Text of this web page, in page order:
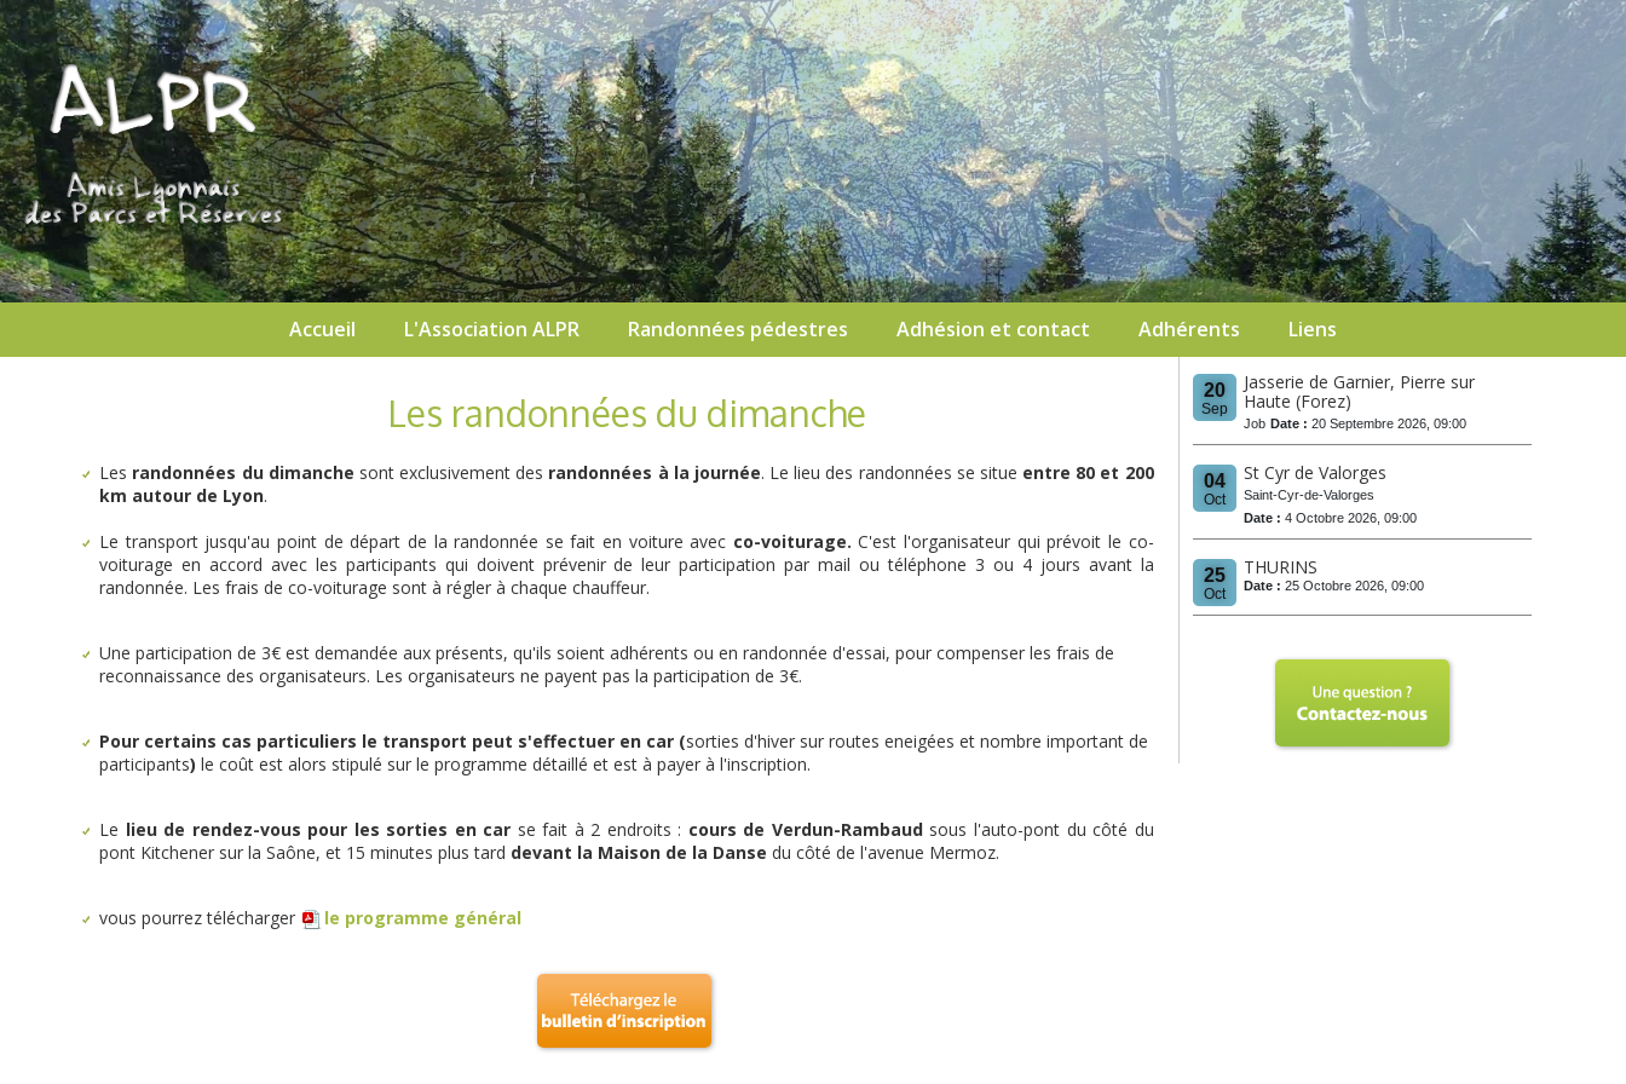
Accueil L'Association ALPR Randonnées pédestres Adhésion et contact Adhérents Liens
Les randonnées du dimanche
Les randonnées du dimanche sont exclusivement des randonnées à la journée. Le lieu des randonnées se situe entre 80 et 200
km autour de Lyon.
Le transport jusqu'au point de départ de la randonnée se fait en voiture avec co-voiturage.C'est l'organisateur qui prévoit le co-
voiturage en accord avec les participants qui doivent prévenir de leur participation par mail ou téléphone 3 ou 4 jours avant la
randonnée. Les frais de co-voiturage sont à régler à chaque chauffeur.
Une participation de 3€ est demandée aux présents, qu'ils soient adhérents ou en randonnée d'essai, pour compenser les frais de
reconnaissance des organisateurs. Les organisateurs ne payent pas la participation de 3€.
Pour certains cas particuliers le transport peut s'effectuer en car (sorties d'hiver sur routes eneigées et nombre important de
participants)le coût est alors stipulé sur le programme détaillé et est à payer à l'inscription.
Le lieu de rendez-vous pour les sorties en car se fait à 2 endroits : cours de Verdun-Rambaud sous l'auto-pont du côté du
pont Kitchener sur la Saône, et 15 minutes plus tard devant la Maison de la Danse du côté de l'avenue Mermoz.
vous pourrez télécharger le programme général
20
Sep
Jasserie de Garnier, Pierre sur
Haute (Forez)
Job Date : 20 Septembre 2026, 09:00
04
Oct
St Cyr de Valorges
Saint-Cyr-de-Valorges
Date : 4 Octobre 2026, 09:00
25
Oct
THURINS
Date : 25 Octobre 2026, 09:00